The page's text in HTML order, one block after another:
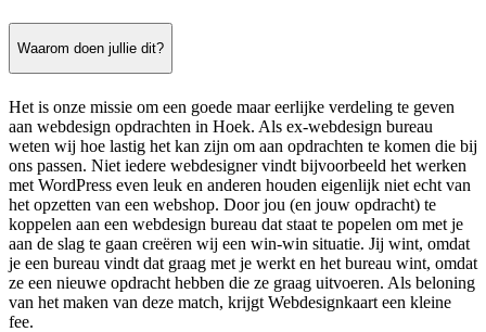
Waarom doen jullie dit?
Het is onze missie om een goede maar eerlijke verdeling te geven
aan webdesign opdrachten in Hoek. Als ex-webdesign bureau
weten wij hoe lastig het kan zijn om aan opdrachten te komen die bij
ons passen. Niet iedere webdesigner vindt bijvoorbeeld het werken
met WordPress even leuk en anderen houden eigenlijk niet echt van
het opzetten van een webshop. Door jou (en jouw opdracht) te
koppelen aan een webdesign bureau dat staat te popelen om met je
aan de slag te gaan creëren wij een win-win situatie. Jij wint, omdat
je een bureau vindt dat graag met je werkt en het bureau wint, omdat
ze een nieuwe opdracht hebben die ze graag uitvoeren. Als beloning
van het maken van deze match, krijgt Webdesignkaart een kleine
fee.